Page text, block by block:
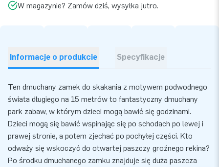
W magazynie? Zamów dziś, wysyłka jutro.
Informacje o produkcie Specyfikacje
Ten dmuchany zamek do skakania z motywem podwodnego
świata długiego na 15 metrów to fantastyczny dmuchany
park zabaw, w którym dzieci mogą bawić się godzinami.
Dzieci mogą się bawić wspinając się po schodach po lewej i
prawej stronie, a potem zjechać po pochyłej części. Kto
odważy się wskoczyć do otwartej paszczy groźnego rekina?
Po środku dmuchanego zamku znajduje się duża paszcza